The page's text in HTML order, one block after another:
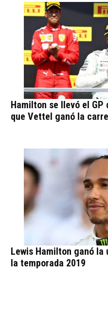
Hamilton se llevó el GP
que Vettel ganó la
Lewis Hamilton ganó la
la temporada 2019